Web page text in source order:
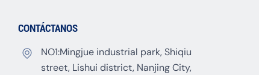
CONTÁCTANOS
NO1:Mingjue industrial park, Shiqiu
street, Lishui district, Nanjing City,